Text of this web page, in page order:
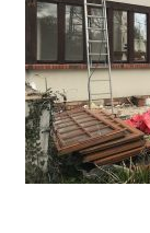
Contact